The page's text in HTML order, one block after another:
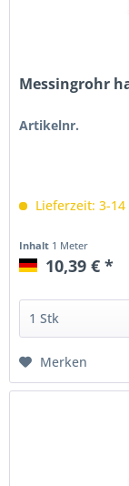
Messingrohr
Artikelnr.
Lieferzeit: 3-14
Inhalt 1 Meter
10,39 € *
Merken